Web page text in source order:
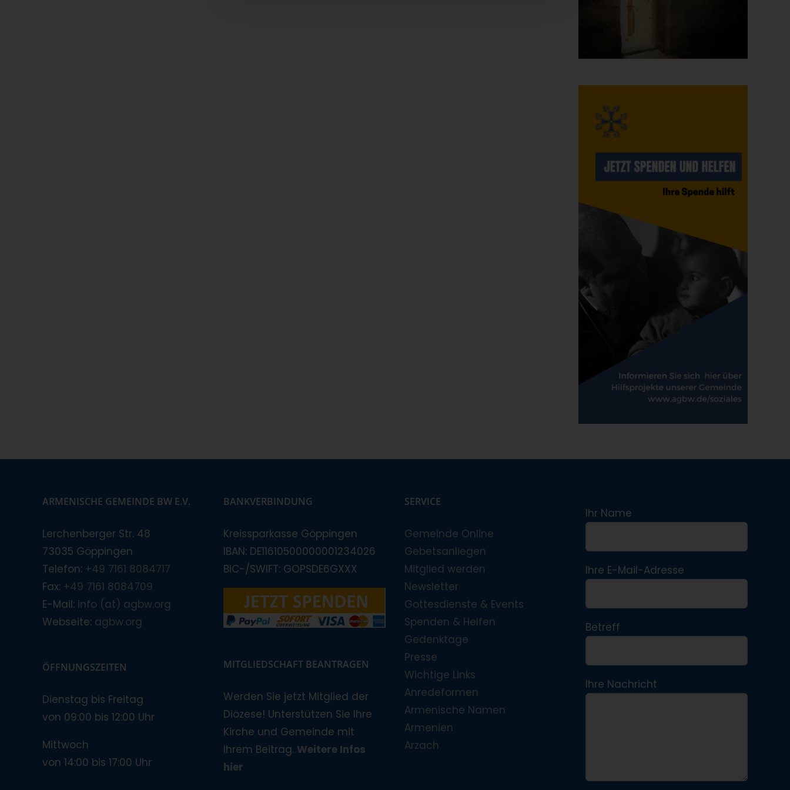
ARMENISCHE GEMEINDE BW E.V.
Lerchenberger Str. 48
73035 Göppingen
Telefon: +49 7161 8084717
Fax: +49 7161 8084709
E-Mail: info (at) agbw.org
Webseite: agbw.org
ÖFFNUNGSZEITEN
Dienstag bis Freitag
von 09:00 bis 12:00 Uhr
Mittwoch
von 14:00 bis 17:00 Uhr
BANKVERBINDUNG
Kreissparkasse Göppingen
IBAN: DE11610500000001234026
BIC-/SWIFT: GOPSDE6GXXX
MITGLIEDSCHAFT BEANTRAGEN
Werden Sie jetzt Mitglied der
Diözese! Unterstützen Sie Ihre
Kirche und Gemeinde mit
Ihrem Beitrag. Weitere Infos
hier
SERVICE
Gemeinde Online
Gebetsanliegen
Mitglied werden
Newsletter
Gottesdienste & Events
Spenden & Helfen
Gedenktage
Presse
Wichtige Links
Anredeformen
Armenische Namen
Armenien
Arzach
Ihr Name
Ihre E-Mail-Adresse
Betreff
Ihre Nachricht